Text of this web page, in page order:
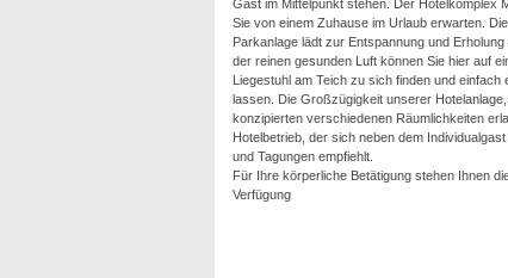
Gast im Mittelpunkt stehen. Der Hotelkomplex
Sie von einem Zuhause im Urlaub erwarten.
Parkanlage lädt zur Entspannung und
der reinen gesunden Luft können Sie hier auf
Liegestuhl am Teich zu sich finden und einfach
lassen. Die Großzügigkeit unserer
konzipierten verschiedenen Räumlichkeiten
Hotelbetrieb, der sich neben dem
und Tagungen empfiehlt.
Für Ihre körperliche Betätigung stehen Ihnen
Verfügung